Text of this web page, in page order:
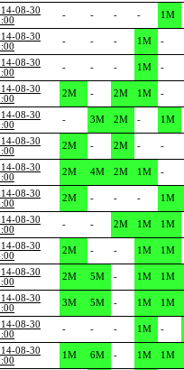
08-30
- - - - 1M
08-30
- - - 1M -
08-30
- - - 1M -
08-30
2M - 2M 1M -
08-30
- 3M 2M - 1M
08-30
2M - 2M - -
08-30
2M 4M 2M 1M -
08-30
2M - - - 1M
08-30
- - 2M 1M 1M
08-30
2M - - 1M 1M
08-30
2M 5M - 1M 1M
08-30
3M 5M - 1M 1M
08-30
- - - 1M -
08-30
1M 6M - 1M 1M